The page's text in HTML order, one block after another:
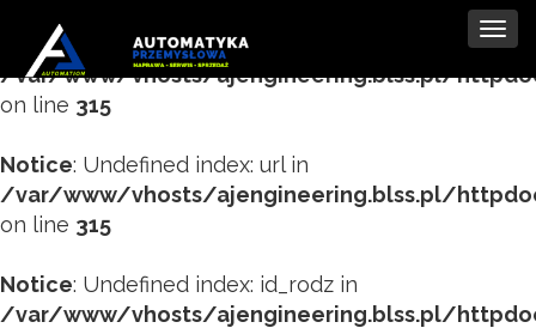
Notice: Undefined index: tytul in
/var/www/vhosts/ajengineering.blss.pl/
on line 315
Notice: Undefined index: url in
/var/www/vhosts/ajengineering.blss.pl/
on line 315
Notice: Undefined index: id_rodz in
/var/www/vhosts/ajengineering.blss.pl/